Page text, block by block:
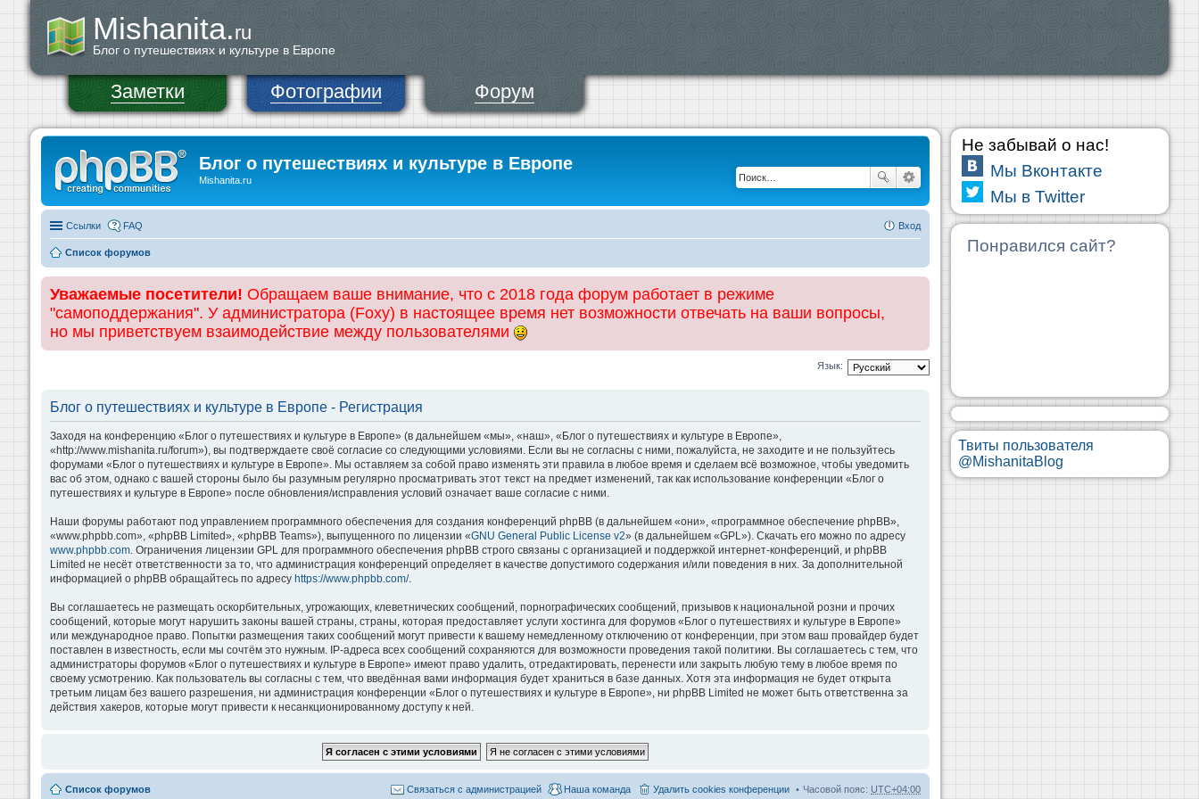
Mishanita.ru
Блог о путешествиях и культуре в Европе
Заметки Фотографии Форум
Блог о путешествиях и культуре в Европе
Mishanita.ru
Ссылки FAQ Вход
Список форумов
Уважаемые посетители! Обращаем ваше внимание, что с 2018 года форум работает в режиме
"самоподдержания". У администратора (Foxy) в настоящее время нет возможности отвечать на ваши вопросы,
но мы приветствуем взаимодействие между пользователями
Язык:
Блог о путешествиях и культуре в Европе - Регистрация
Заходя на конференцию «Блог о путешествиях и культуре в Европе» (в дальнейшем «мы», «наш», «Блог о путешествиях и культуре в Европе»,
«http://www.mishanita.ru/forum»), вы подтверждаете своё согласие со следующими условиями. Если вы не согласны с ними, пожалуйста, не заходите и не пользуйтесь
форумами «Блог о путешествиях и культуре в Европе». Мы оставляем за собой право изменять эти правила в любое время и сделаем всё возможное, чтобы уведомить
вас об этом, однако с вашей стороны было бы разумным регулярно просматривать этот текст на предмет изменений, так как использование конференции «Блог о
путешествиях и культуре в Европе» после обновления/исправления условий означает ваше согласие с ними.
Наши форумы работают под управлением программного обеспечения для создания конференций phpBB (в дальнейшем «они», «программное обеспечение phpBB»,
«www.phpbb.com», «phpBB Limited», «phpBB Teams»), выпущенного по лицензии «GNU General Public License v2» (в дальнейшем «GPL»). Скачать его можно по адресу
www.phpbb.com. Ограничения лицензии GPL для программного обеспечения phpBB строго связаны с организацией и поддержкой интернет-конференций, и phpBB
Limited не несёт ответственности за то, что администрация конференций определяет в качестве допустимого содержания и/или поведения в них. За дополнительной
информацией о phpBB обращайтесь по адресу https://www.phpbb.com/.
Вы соглашаетесь не размещать оскорбительных, угрожающих, клеветнических сообщений, порнографических сообщений, призывов к национальной розни и прочих
сообщений, которые могут нарушить законы вашей страны, страны, которая предоставляет услуги хостинга для форумов «Блог о путешествиях и культуре в Европе»
или международное право. Попытки размещения таких сообщений могут привести к вашему немедленному отключению от конференции, при этом ваш провайдер будет
поставлен в известность, если мы сочтём это нужным. IP-адреса всех сообщений сохраняются для возможности проведения такой политики. Вы соглашаетесь с тем, что
администраторы форумов «Блог о путешествиях и культуре в Европе» имеют право удалить, отредактировать, перенести или закрыть любую тему в любое время по
своему усмотрению. Как пользователь вы согласны с тем, что введённая вами информация будет храниться в базе данных. Хотя эта информация не будет открыта
третьим лицам без вашего разрешения, ни администрация конференции «Блог о путешествиях и культуре в Европе», ни phpBB Limited не может быть ответственна за
действия хакеров, которые могут привести к несанкционированному доступу к ней.
Список форумов Часовой пояс: UTC+04:00
Удалить cookies конференции
Наша команда
Связаться с администрацией
Не забывай о нас!
Мы Вконтакте
Мы в Twitter
Понравился сайт?
Твиты пользователя
@MishanitaBlog